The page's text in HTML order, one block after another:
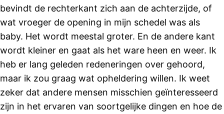
bevindt de rechterkant zich aan de achterzijde, of
wat vroeger de opening in mijn schedel was als
baby. Het wordt meestal groter. En de andere kant
wordt kleiner en gaat als het ware heen en weer. Ik
heb er lang geleden redeneringen over gehoord,
maar ik zou graag wat opheldering willen. Ik weet
zeker dat andere mensen misschien geïnteresseerd
zijn in het ervaren van soortgelijke dingen en hoe de